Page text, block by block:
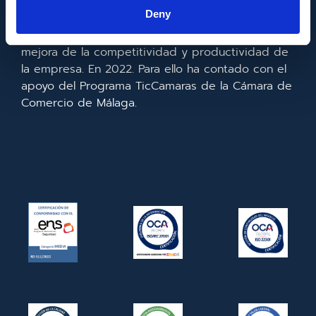
Deny
acceso a las mismas y gracias al que ha
realizado la implementación de un CRM y para la
mejora de la competitividad y productividad de
la empresa. En 2022. Para ello ha contado con el
apoyo del Programa TicCamaras de la Cámara de
Comercio de Málaga.